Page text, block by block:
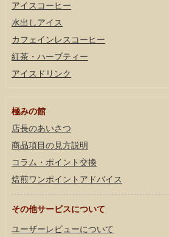
アイスコーヒー
水出しアイス
カフェインレスコーヒー
紅茶・ハーブティー
アイスドリンク
極みの館
店長のあいさつ
商品項目の見方説明
コラム・ポイント交換
焙煎ワンポイントアドバイス
その他サービスについて
ユーザーレビューについて